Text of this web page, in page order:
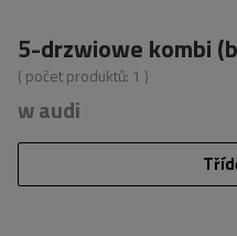
5-drzwiowe kombi
( počet produktů: 1 )
w audi